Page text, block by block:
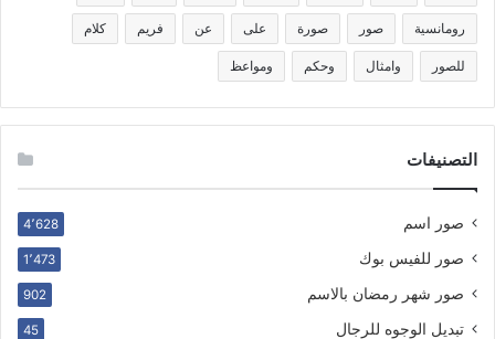
رومانسية صور صورة على عن فريم كلام
للصور وامثال وحكم ومواعظ
التصنيفات
صور اسم 4٬628
صور للفيس بوك 1٬473
صور شهر رمضان بالاسم 902
تبديل الوجوه للرجال 45